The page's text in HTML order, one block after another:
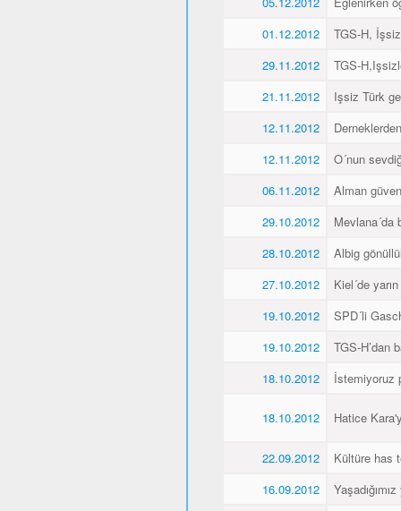
01.12.2012
TGS-H,
29.11.2012
TGS-
21.11.2012
Işsiz Türk
12.11.2012
12.11.2012
O´nun
06.11.2012
Alman
29.10.2012
Mevlana´da
28.10.2012
Albig
27.10.2012
Kiel´de
19.10.2012
SPD´li
19.10.2012
TGS-H’dan
18.10.2012
İstemiyoruz
18.10.2012 Hatice
22.09.2012
Kültüre has
16.09.2012